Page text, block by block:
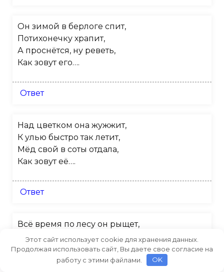
Он зимой в берлоге спит,
Потихонечку храпит,
А проснётся, ну реветь,
Как зовут его….
Ответ
Над цветком она жужжит,
К улью быстро так летит,
Мёд свой в соты отдала,
Как зовут её….
Ответ
Всё время по лесу он рыщет,
Он в кустах кого-то ищет.
Он из кустов зубами щёлк,
Кто скажите это….
Этот сайт использует cookie для хранения данных.
Продолжая использовать сайт, Вы даете свое согласие на
работу с этими файлами.
OK